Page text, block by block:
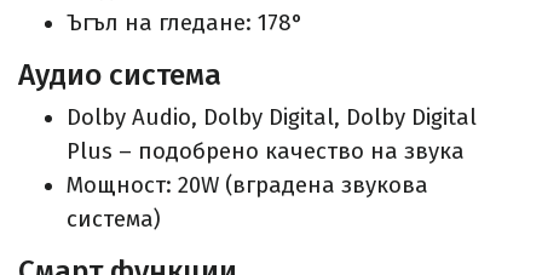
Ъгъл на гледане: 178°
Аудио система
Dolby Audio, Dolby Digital, Dolby Digital
Plus – подобрено качество на звука
Мощност: 20W (вградена звукова
система)